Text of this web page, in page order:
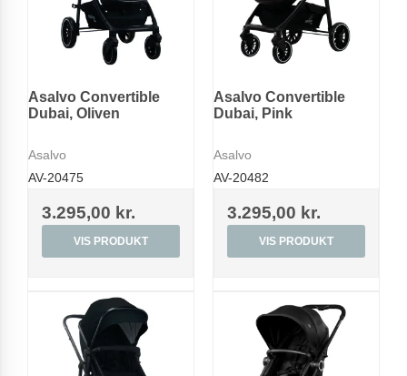
Asalvo Convertible
Dubai, Oliven
Asalvo
AV-20475
3.295,00 kr.
VIS PRODUKT
Asalvo Convertible
Dubai, Pink
Asalvo
AV-20482
3.295,00 kr.
VIS PRODUKT